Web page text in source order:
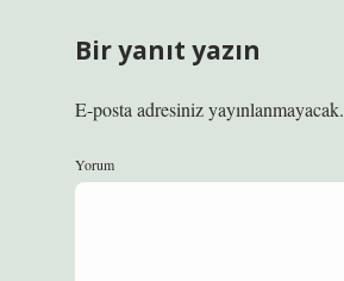
Bir yanıt yazın
E-posta adresiniz yayınlanmayacak.
Yorum